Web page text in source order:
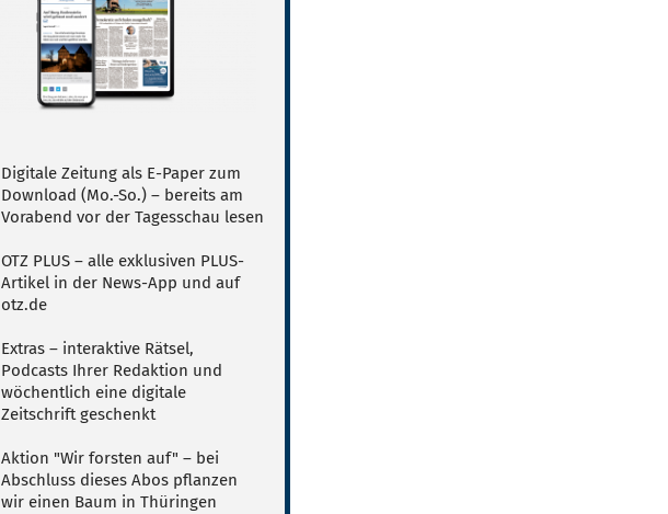
Digitale Zeitung als E-Paper zum
Download (Mo.-So.) – bereits am
Vorabend vor der Tagesschau lesen
OTZ PLUS – alle exklusiven PLUS-
Artikel in der News-App und auf
otz.de
Extras – interaktive Rätsel,
Podcasts Ihrer Redaktion und
wöchentlich eine digitale
Zeitschrift geschenkt
Aktion "Wir forsten auf" – bei
Abschluss dieses Abos pflanzen
wir einen Baum in Thüringen